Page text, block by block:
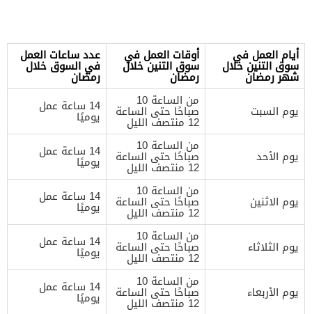
أيام العمل في
سوق التنين خلال
شهر رمضان
أوقات العمل في
سوق التنين خلال
رمضان
عدد ساعات العمل
في السوق خلال
رمضان
يوم السبت
من الساعة 10
صباحًا حتى الساعة
12 منتصف الليل
14 ساعة عمل
يوميًا
يوم الأحد
من الساعة 10
صباحًا حتى الساعة
12 منتصف الليل
14 ساعة عمل
يوميًا
يوم الاثنين
من الساعة 10
صباحًا حتى الساعة
12 منتصف الليل
14 ساعة عمل
يوميًا
يوم الثلاثاء
من الساعة 10
صباحًا حتى الساعة
12 منتصف الليل
14 ساعة عمل
يوميًا
يوم الأربعاء
من الساعة 10
صباحًا حتى الساعة
12 منتصف الليل
14 ساعة عمل
يوميًا